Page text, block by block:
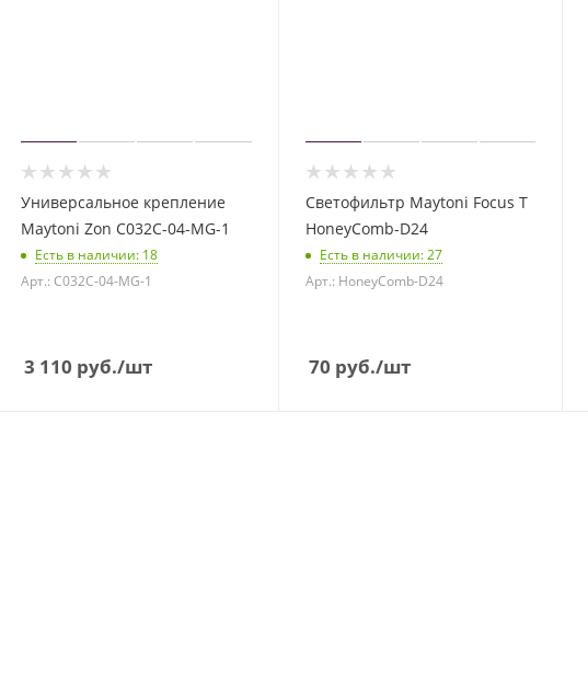
Универсальное крепление
Maytoni Zon C032C-04-MG-1
Есть в наличии: 18
Арт.: C032C-04-MG-1
3 110 руб./шт
Светофильтр Maytoni Focus T
HoneyComb-D24
Есть в наличии: 27
Арт.: HoneyComb-D24
70 руб./шт